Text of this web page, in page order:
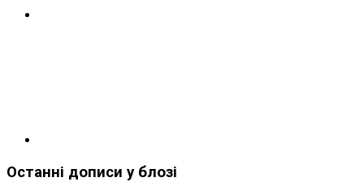
Останні дописи у блозі